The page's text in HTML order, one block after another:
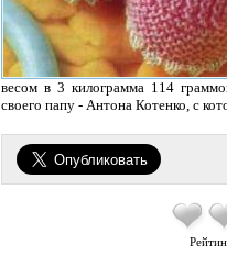
весом в 3 килограмма 114
своего папу - Антона Котенко, с